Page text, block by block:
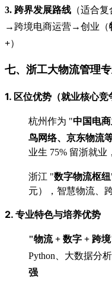
3. 跨界发展路线 （适合
→跨境电商运营→创业（
+）
七、浙工大物流管理
1. 区位优势（就业核心竞
杭州作为 "中国电
鸟网络、京东物流
业生 75% 留浙就业
浙江 "数字物流枢纽
元），智慧物流、
2. 专业特色与培养优势
"物流 + 数字 + 跨
Python、大数据分
强